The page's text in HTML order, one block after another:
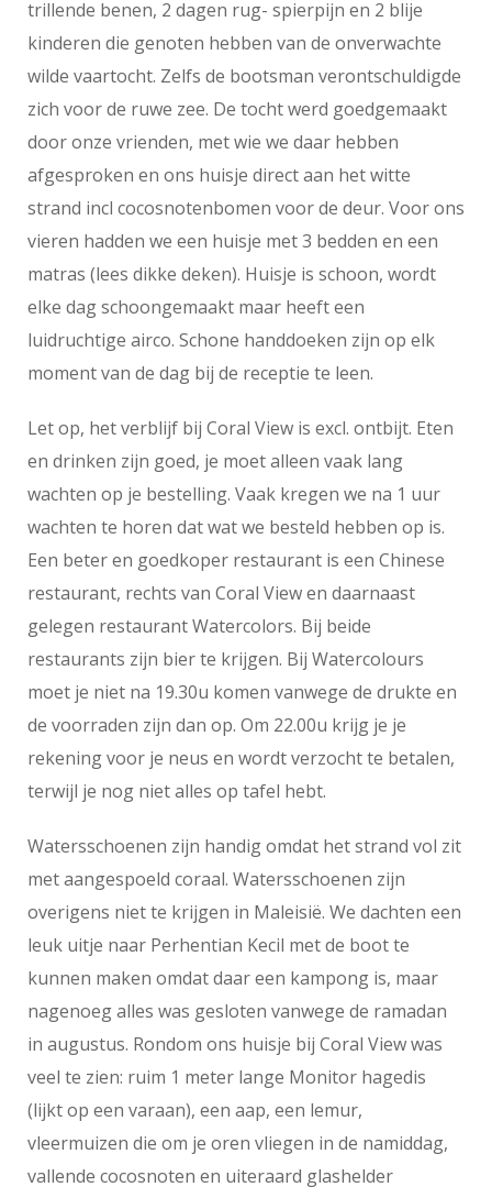
trillende benen, 2 dagen rug- spierpijn en 2 blije
kinderen die genoten hebben van de onverwachte
wilde vaartocht. Zelfs de bootsman verontschuldigde
zich voor de ruwe zee. De tocht werd goedgemaakt
door onze vrienden, met wie we daar hebben
afgesproken en ons huisje direct aan het witte
strand incl cocosnotenbomen voor de deur. Voor ons
vieren hadden we een huisje met 3 bedden en een
matras (lees dikke deken). Huisje is schoon, wordt
elke dag schoongemaakt maar heeft een
luidruchtige airco. Schone handdoeken zijn op elk
moment van de dag bij de receptie te leen.
Let op, het verblijf bij Coral View is excl. ontbijt. Eten
en drinken zijn goed, je moet alleen vaak lang
wachten op je bestelling. Vaak kregen we na 1 uur
wachten te horen dat wat we besteld hebben op is.
Een beter en goedkoper restaurant is een Chinese
restaurant, rechts van Coral View en daarnaast
gelegen restaurant Watercolors. Bij beide
restaurants zijn bier te krijgen. Bij Watercolours
moet je niet na 19.30u komen vanwege de drukte en
de voorraden zijn dan op. Om 22.00u krijg je je
rekening voor je neus en wordt verzocht te betalen,
terwijl je nog niet alles op tafel hebt.
Watersschoenen zijn handig omdat het strand vol zit
met aangespoeld coraal. Watersschoenen zijn
overigens niet te krijgen in Maleisië. We dachten een
leuk uitje naar Perhentian Kecil met de boot te
kunnen maken omdat daar een kampong is, maar
nagenoeg alles was gesloten vanwege de ramadan
in augustus. Rondom ons huisje bij Coral View was
veel te zien: ruim 1 meter lange Monitor hagedis
(lijkt op een varaan), een aap, een lemur,
vleermuizen die om je oren vliegen in de namiddag,
vallende cocosnoten en uiteraard glashelder